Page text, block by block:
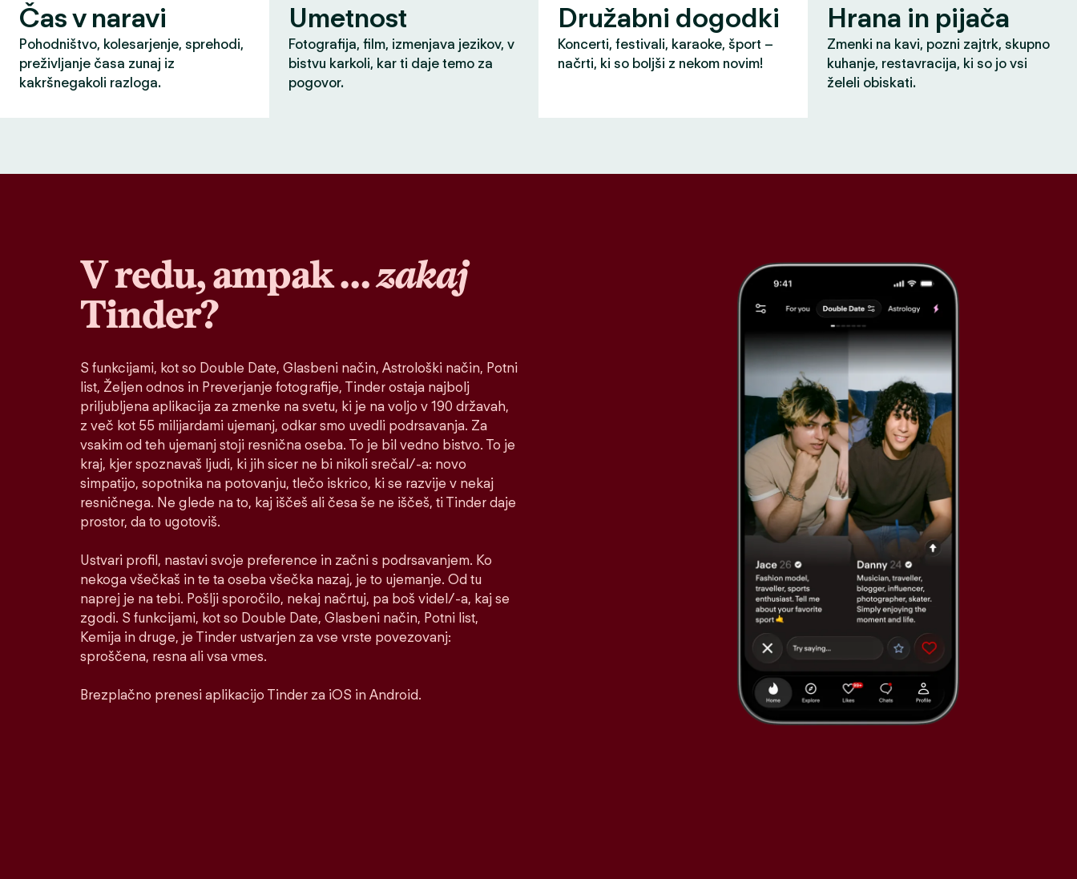
Čas v naravi
Pohodništvo, kolesarjenje, sprehodi,
preživljanje časa zunaj iz
kakršnegakoli razloga.
Umetnost
Fotografija, film, izmenjava jezikov, v
bistvu karkoli, kar ti daje temo za
pogovor.
Družabni dogodki
Koncerti, festivali, karaoke, šport –
načrti, ki so boljši z nekom novim!
Hrana in pijača
Zmenki na kavi, pozni zajtrk, skupno
kuhanje, restavracija, ki so jo vsi
želeli obiskati.
V redu, ampak …zakaj
Tinder?
S funkcijami, kot so Double Date, Glasbeni način, Astrološki način, Potni
list, Željen odnos in Preverjanje fotografije, Tinder ostaja najbolj
priljubljena aplikacija za zmenke na svetu, ki je na voljo v 190 državah,
z več kot 55 milijardami ujemanj, odkar smo uvedli podrsavanja. Za
vsakim od teh ujemanj stoji resnična oseba. To je bil vedno bistvo. To je
kraj, kjer spoznavaš ljudi, ki jih sicer ne bi nikoli srečal/-a: novo
simpatijo, sopotnika na potovanju, tlečo iskrico, ki se razvije v nekaj
resničnega. Ne glede na to, kaj iščeš ali česa še ne iščeš, ti Tinder daje
prostor, da to ugotoviš.
Ustvari profil, nastavi svoje preference in začni s podrsavanjem. Ko
nekoga všečkaš in te ta oseba všečka nazaj, je to ujemanje. Od tu
naprej je na tebi. Pošlji sporočilo, nekaj načrtuj, pa boš videl/-a, kaj se
zgodi. S funkcijami, kot so Double Date, Glasbeni način, Potni list,
Kemija in druge, je Tinder ustvarjen za vse vrste povezovanj:
sproščena, resna ali vsa vmes.
Brezplačno prenesi aplikacijo Tinder za iOS in Android.